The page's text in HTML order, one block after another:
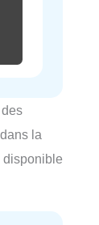
la
disponible